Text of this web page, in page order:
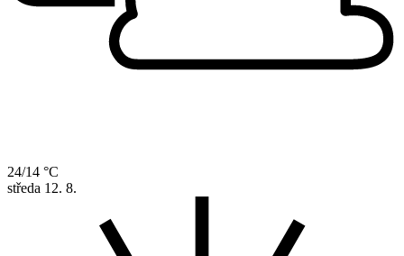
24/14 °C
středa 12. 8.